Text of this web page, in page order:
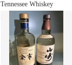
Tennessee Whiskey